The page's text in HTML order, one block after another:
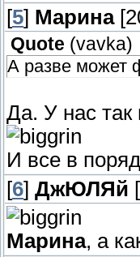
[5] Марина
Quote (vavka)
А разве может
Да. У нас так
И все в
[6] ДжЮЛЯй
Марина, а